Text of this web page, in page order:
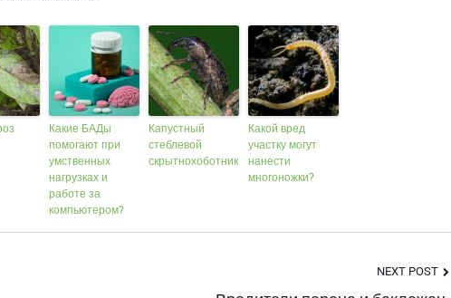
Какие БАДы
помогают при
умственных
нагрузках и
работе за
компьютером?
Капустный
стеблевой
скрытнохоботник
Какой вред
участку могут
нанести
многоножки?
NEXT POST